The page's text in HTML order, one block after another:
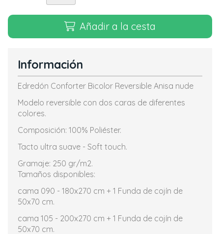
Añadir a la cesta
Información
Edredón Conforter Bicolor Reversible Anisa nude
Modelo reversible con dos caras de diferentes
colores.
Composición: 100% Poliéster.
Tacto ultra suave - Soft touch.
Gramaje: 250 gr/m2.
Tamaños disponibles:
cama 090 - 180x270 cm + 1 Funda de cojín de
50x70 cm.
cama 105 - 200x270 cm + 1 Funda de cojín de
50x70 cm.